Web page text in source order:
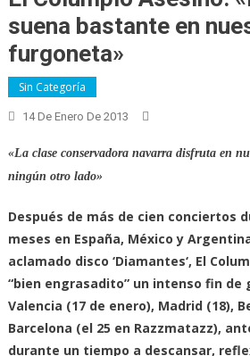
suena bastante en
furgoneta»
Sin Categoría
14 De Enero De 2013
«La clase conservadora navarra disfruta en
ningún otro lado»
Después de más de cien conciertos
meses en España, México y
aclamado disco ‘Diamantes‘, El
“bien engrasadito” un intenso fin de
Valencia (17 de enero), Madrid (18),
Barcelona (el 25 en Razzmatazz),
durante un tiempo a descansar,